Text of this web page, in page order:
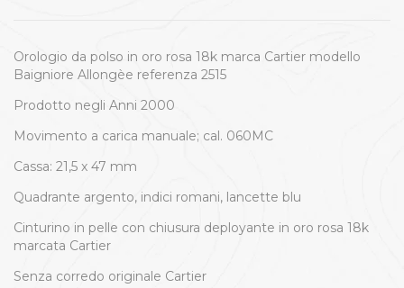
Orologio da polso in oro rosa 18k marca Cartier modello
Baigniore Allongèe referenza 2515
Prodotto negli Anni 2000
Movimento a carica manuale; cal. 060MC
Cassa: 21,5 x 47 mm
Quadrante argento, indici romani, lancette blu
Cinturino in pelle con chiusura deployante in oro rosa 18k
marcata Cartier
Senza corredo originale Cartier